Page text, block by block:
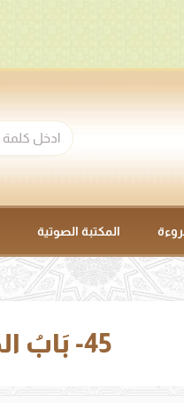
المكتبة الصوتية
45- ‌‌بَابُ الذَّبْحِ قَبْلَ الْحَلْقِ (1721 – 1725).